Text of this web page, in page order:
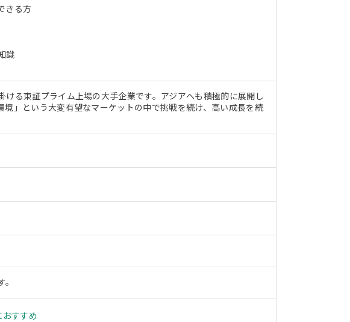
きる方
識
る東証プライム上場の大手企業です。アジアへも積極的に展開し
」という大変有望なマーケットの中で挑戦を続け、高い成長を続
すすめ